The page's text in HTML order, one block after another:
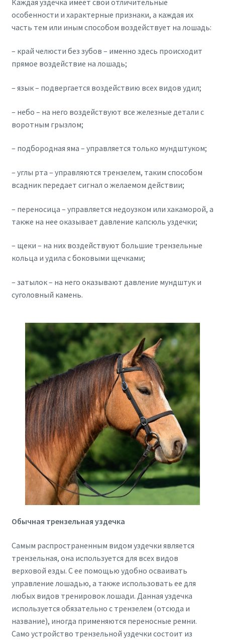
особенности и характерные признаки, а каждая их
часть тем или иным способом воздействует на лошадь:
– край челюсти без зубов – именно здесь происходит
прямое воздействие на лошадь;
– язык – подвергается воздействию всех видов удил;
– небо – на него воздействуют все железные детали с
воротным грызлом;
– подбородная яма – управляется только мундштуком;
– углы рта – управляются трензелем, таким способом
всадник передает сигнал о желаемом действии;
– переносица – управляется недоузком или хакаморой, а
также на нее оказывает давление капсюль уздечки;
– щеки – на них воздействуют большие трензельные
кольца и удила с боковыми щечками;
– затылок – на него оказывают давление мундштук и
суголовный камень.
Обычная трензельная уздечка
Самым распространенным видом уздечки является
трензельная, она используется для всех видов
верховой езды. С ее помощью удобно осваивать
управление лошадью, а также использовать ее для
любых видов тренировок лошади. Данная уздечка
используется обязательно с трензелем (отсюда и
название), иногда применяются переносные ремни.
Само устройство трензельной уздечки состоит из